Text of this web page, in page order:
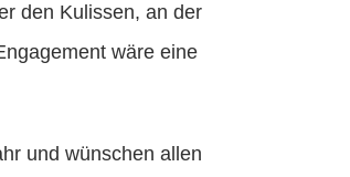
den Kulissen, an der
wäre eine
und wünschen allen